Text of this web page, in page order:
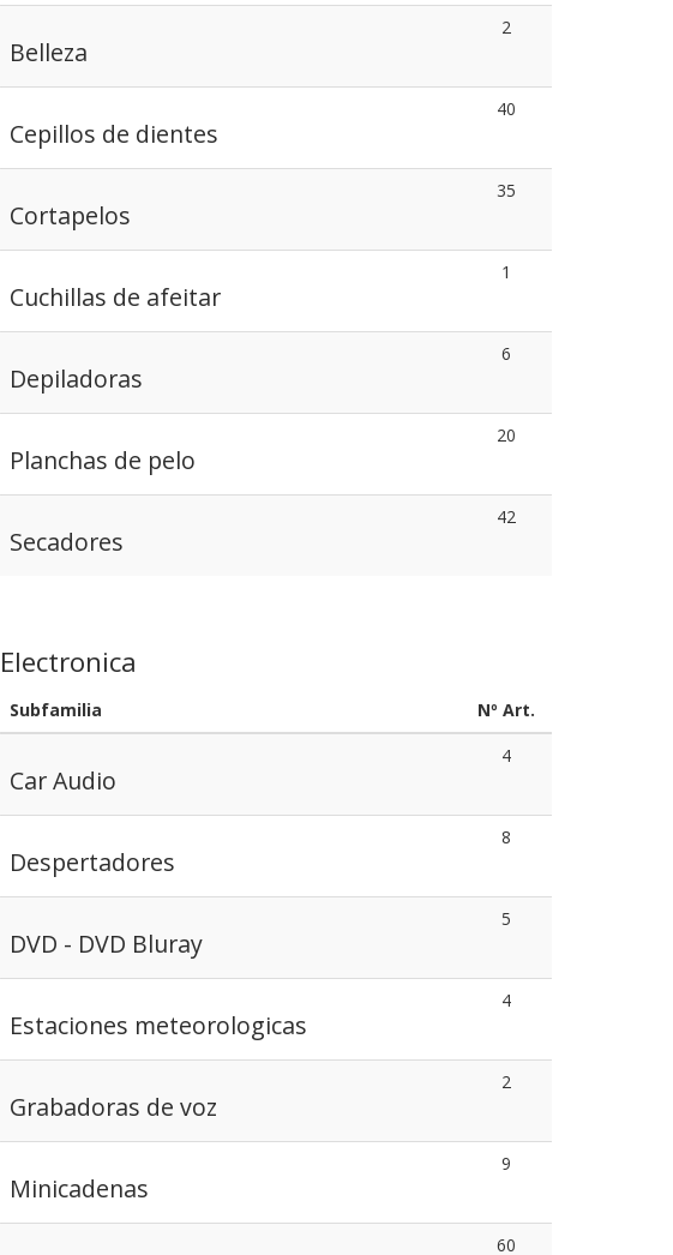
Belleza
2
Cepillos de dientes
40
Cortapelos
35
Cuchillas de afeitar
1
Depiladoras
6
Planchas de pelo
20
Secadores
42
Electronica
Subfamilia Nº Art.
Car Audio
4
Despertadores
8
DVD - DVD Bluray
5
Estaciones meteorologicas
4
Grabadoras de voz
2
Minicadenas
9
60